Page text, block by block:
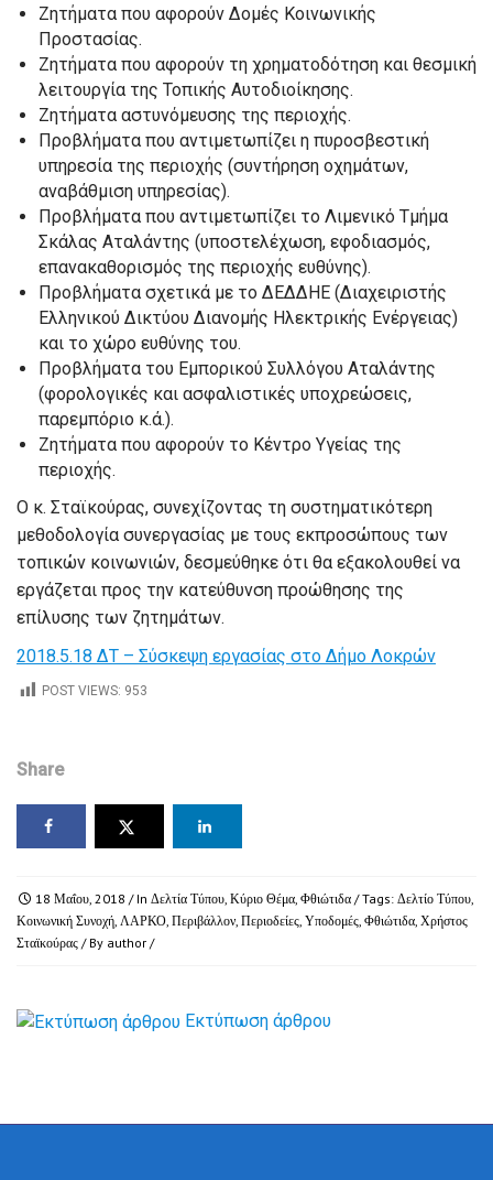
Ζητήματα που αφορούν Δομές Κοινωνικής
Προστασίας.
Ζητήματα που αφορούν τη χρηματοδότηση και θεσμική
λειτουργία της Τοπικής Αυτοδιοίκησης.
Ζητήματα αστυνόμευσης της περιοχής.
Προβλήματα που αντιμετωπίζει η πυροσβεστική
υπηρεσία της περιοχής (συντήρηση οχημάτων,
αναβάθμιση υπηρεσίας).
Προβλήματα που αντιμετωπίζει το Λιμενικό Τμήμα
Σκάλας Αταλάντης (υποστελέχωση, εφοδιασμός,
επανακαθορισμός της περιοχής ευθύνης).
Προβλήματα σχετικά με το ΔΕΔΔΗΕ (Διαχειριστής
Ελληνικού Δικτύου Διανομής Ηλεκτρικής Ενέργειας)
και το χώρο ευθύνης του.
Προβλήματα του Εμπορικού Συλλόγου Αταλάντης
(φορολογικές και ασφαλιστικές υποχρεώσεις,
παρεμπόριο κ.ά.).
Ζητήματα που αφορούν το Κέντρο Υγείας της
περιοχής.
Ο κ. Σταϊκούρας, συνεχίζοντας τη συστηματικότερη
μεθοδολογία συνεργασίας με τους εκπροσώπους των
τοπικών κοινωνιών, δεσμεύθηκε ότι θα εξακολουθεί να
εργάζεται προς την κατεύθυνση προώθησης της
επίλυσης των ζητημάτων.
2018.5.18 ΔΤ – Σύσκεψη εργασίας στο Δήμο Λοκρών
POST VIEWS: 953
Share
18 Μαΐου, 2018 / In Δελτία Τύπου, Κύριο Θέμα, Φθιώτιδα / Tags: Δελτίο Τύπου,
Κοινωνική Συνοχή, ΛΑΡΚΟ, Περιβάλλον, Περιοδείες, Υποδομές, Φθιώτιδα, Χρήστος
Σταϊκούρας / By author /
Εκτύπωση άρθρου